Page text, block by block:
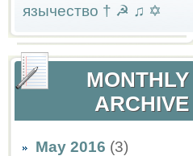
язычество † ☭ ♫ ✡
MONTHLY
ARCHIVE
May 2016 (3)